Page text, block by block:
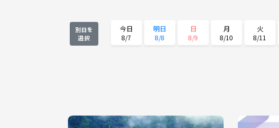
別日を
選択
今日
8/7
明日
8/8
日
8/9
月
8/10
火
8/11